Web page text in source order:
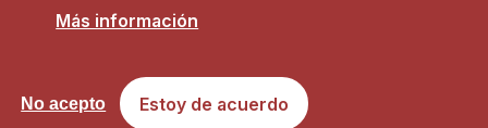
Sitio web accesible de conformidad con el Real Decreto 1112/2018, de 7 de
septiembre, sobre accesibilidad de los sitios web y aplicaciones para
dispositivos móviles del sector público.
Más información
Estoy de acuerdo
No acepto